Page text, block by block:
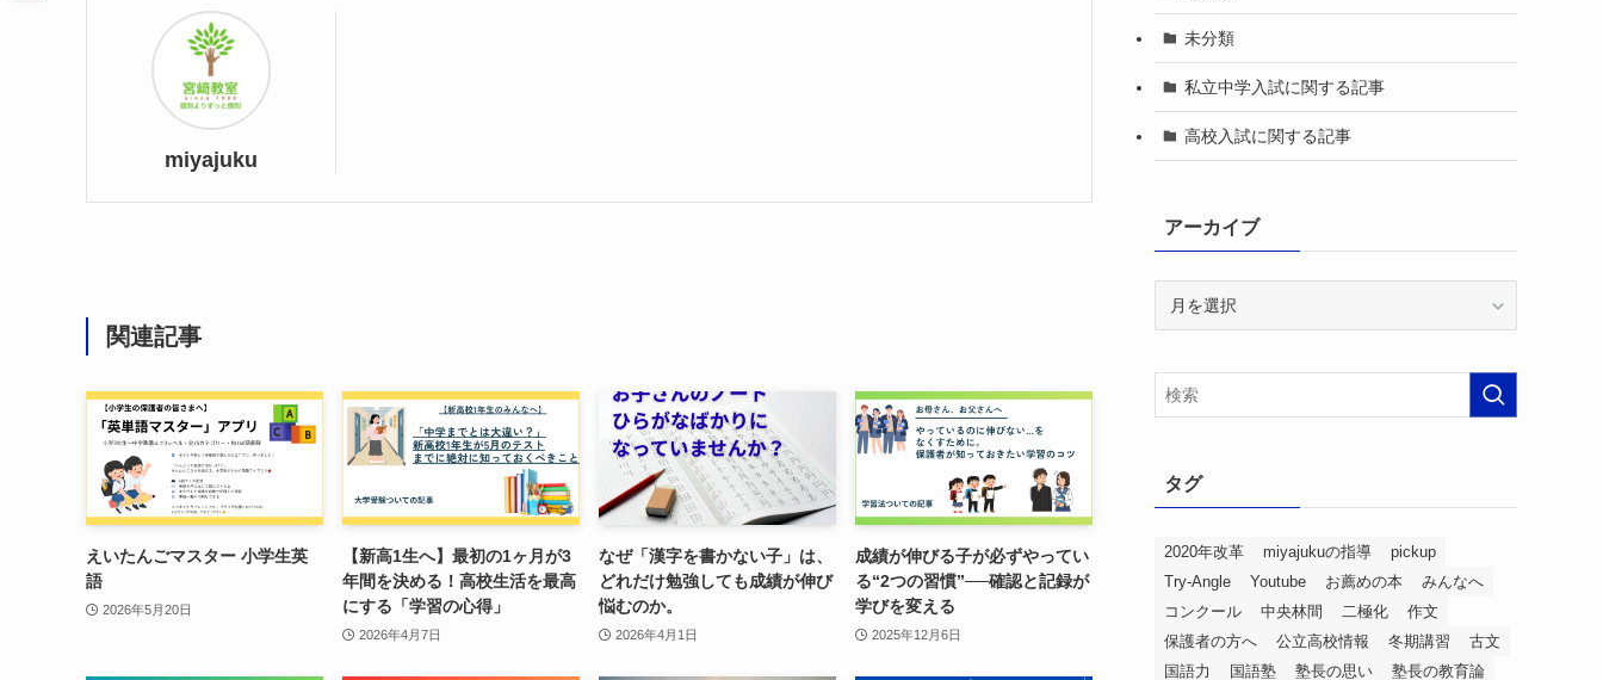
miyajuku
関連記事
えいたんごマスター 小学生英
語
2026年5月20日
【新高1生へ】最初の1ヶ月が3
年間を決める！高校生活を最高
にする「学習の心得」
2026年4月7日
なぜ「漢字を書かない子」は、
どれだけ勉強しても成績が伸び
悩むのか。
2026年4月1日
成績が伸びる子が必ずやってい
る“2つの習慣”──確認と記録が
学びを変える
2025年12月6日
未分類
私立中学入試に関する記事
高校入試に関する記事
アーカイブ
イ
ブ
タグ
2020年改革 miyajukuの指導
pickup
Try-Angle
Youtube お薦めの本
みんなへ
コンクール
中央林間 二極化
作文
保護者の方へ
公立高校情報 冬期講習
古文
国語力
国語塾 塾長の思い 塾長の教育論